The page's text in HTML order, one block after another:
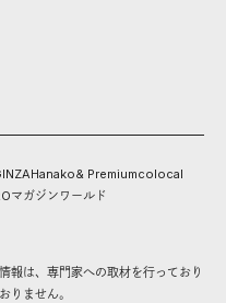
Hanako& Premiumcolocal
マガジンワールド
報は、専門家への取材を行っており
りません。